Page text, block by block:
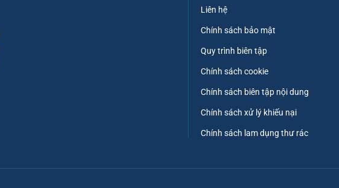
Liên hệ
Chính sách bảo mật
Quy trình biên tập
Chính sách cookie
Chính sách biên tập nội dung
Chính sách xử lý khiếu nại
Chính sách lam dụng thư rác